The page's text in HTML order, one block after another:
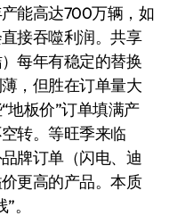
能高达700万辆，如
接吞噬利润。共享
每年有稳定的替换
，但胜在订单量大
地板价”订单填满产
转。等旺季来临
牌订单（闪电、迪
更高的产品。本质
。